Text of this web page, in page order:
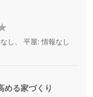
し、 平屋: 情報なし
める家づくり